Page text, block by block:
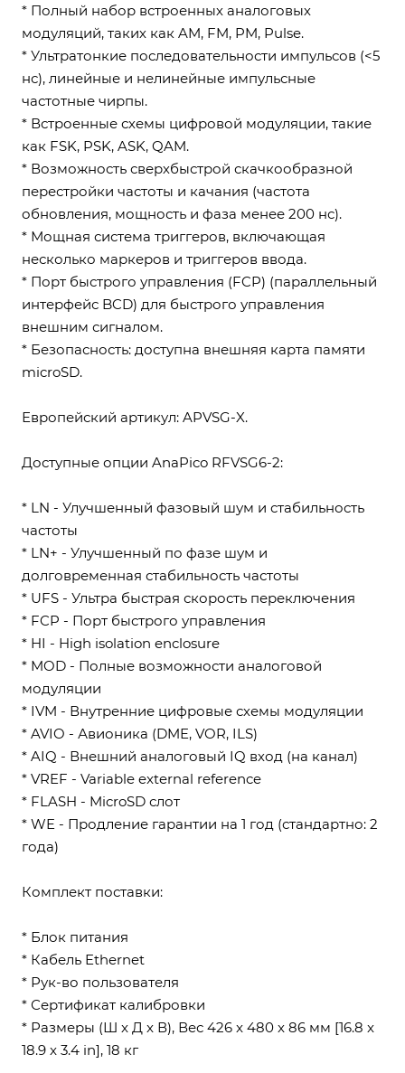
* Полный набор встроенных аналоговых
модуляций, таких как AM, FM, PM, Pulse.
* Ультратонкие последовательности импульсов (<5
нс), линейные и нелинейные импульсные
частотные чирпы.
* Встроенные схемы цифровой модуляции, такие
как FSK, PSK, ASK, QAM.
* Возможность сверхбыстрой скачкообразной
перестройки частоты и качания (частота
обновления, мощность и фаза менее 200 нс).
* Мощная система триггеров, включающая
несколько маркеров и триггеров ввода.
* Порт быстрого управления (FCP) (параллельный
интерфейс BCD) для быстрого управления
внешним сигналом.
* Безопасность: доступна внешняя карта памяти
microSD.
Европейский артикул: APVSG-X.
Доступные опции AnaPico RFVSG6-2:
* LN - Улучшенный фазовый шум и стабильность
частоты
* LN+ - Улучшенный по фазе шум и
долговременная стабильность частоты
* UFS - Ультра быстрая скорость переключения
* FCP - Порт быстрого управления
* HI - High isolation enclosure
* MOD - Полные возможности аналоговой
модуляции
* IVM - Внутренние цифровые схемы модуляции
* AVIO - Авионика (DME, VOR, ILS)
* AIQ - Внешний аналоговый IQ вход (на канал)
* VREF - Variable external reference
* FLASH - MicroSD слот
* WE - Продление гарантии на 1 год (стандартно: 2
года)
Комплект поставки:
* Блок питания
* Кабель Ethernet
* Рук-во пользователя
* Сертификат калибровки
* Размеры (Ш x Д x В), Вес 426 x 480 x 86 мм [16.8 x
18.9 x 3.4 in], 18 кг